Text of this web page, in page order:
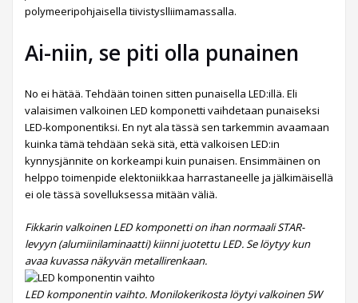
polymeeripohjaisella tiivistyslliimamassalla.
Ai-niin, se piti olla punainen
No ei hätää. Tehdään toinen sitten punaisella LED:illä. Eli
valaisimen valkoinen LED komponetti vaihdetaan punaiseksi
LED-komponentiksi. En nyt ala tässä sen tarkemmin avaamaan
kuinka tämä tehdään sekä sitä, että valkoisen LED:in
kynnysjännite on korkeampi kuin punaisen. Ensimmäinen on
helppo toimenpide elektoniikkaa harrastaneelle ja jälkimäisellä
ei ole tässä sovelluksessa mitään väliä.
Fikkarin valkoinen LED komponetti on ihan normaali STAR-
levyyn (alumiinilaminaatti) kiinni juotettu LED. Se löytyy kun
avaa kuvassa näkyvän metallirenkaan.
LED komponentin vaihto. Monilokerikosta löytyi valkoinen 5W